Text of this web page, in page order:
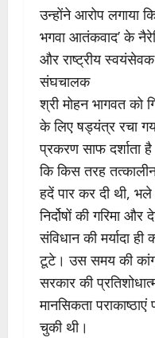
उन्होंने आरोप लगाया
भगवा आतंकवाद’ के
और राष्ट्रीय
संघचालक
श्री मोहन भागवत को
के लिए षड्यंत्र रचा
प्रकरण साफ दर्शाता है
कि किस तरह
हदें पार कर दी थी,
निर्दोषों की गरिमा
संविधान की मर्यादा ही
टूटे। उस समय की
सरकार की
मानसिकता पराकाष्ठाएं
चुकी थी।